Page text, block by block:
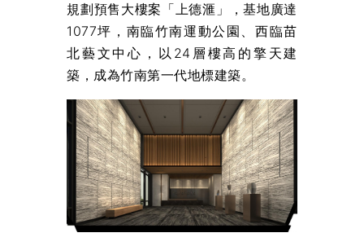
規劃預售大樓案「上德滙」，基地廣達
1077坪，南臨竹南運動公園、西臨苗
北藝文中心，以24層樓高的擎天建
築，成為竹南第一代地標建築。